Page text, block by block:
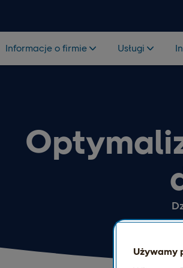
Informacje o firmie Usługi
Używamy